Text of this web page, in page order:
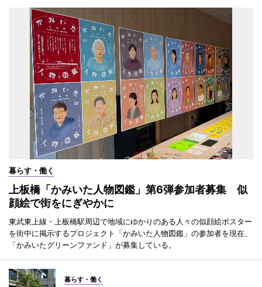
暮らす・働く
上板橋「かみいた人物図鑑」第6弾参加者募集 似
顔絵で街をにぎやかに
東武東上線・上板橋駅周辺で地域にゆかりのある人々の似顔絵ポスター
を街中に掲示するプロジェクト「かみいた人物図鑑」の参加者を現在、
「かみいたグリーンファンド」が募集している。
暮らす・働く